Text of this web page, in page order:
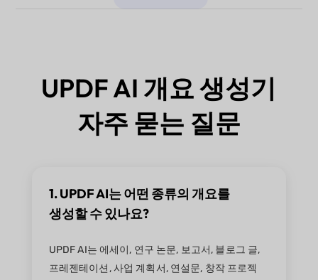
UPDF AI 개요 생성기
자주 묻는 질문
1. UPDF AI는 어떤 종류의 개요를
생성할 수 있나요?
UPDF AI는 에세이, 연구 논문, 보고서, 블로그 글,
프레젠테이션, 사업 계획서, 연설문, 창작 프로젝